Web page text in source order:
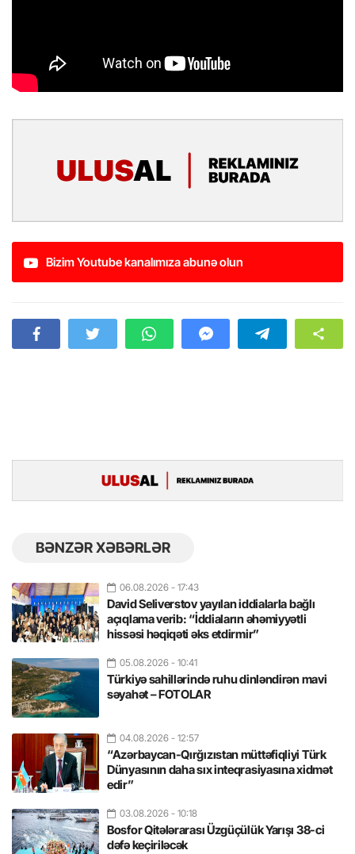
Bizim Youtube kanalımıza abunə olun
BƏNZƏR XƏBƏRLƏR
06.08.2026 - 17:43
David Seliverstov yayılan iddialarla bağlı
açıqlama verib: “İddiaların əhəmiyyətli
hissəsi həqiqəti əks etdirmir”
05.08.2026 - 10:41
Türkiyə sahillərində ruhu dinləndirən mavi
səyahət – FOTOLAR
04.08.2026 - 12:57
“Azərbaycan-Qırğızıstan müttəfiqliyi Türk
Dünyasının daha sıx inteqrasiyasına xidmət
edir”
03.08.2026 - 10:18
Bosfor Qitələrarası Üzgüçülük Yarışı 38-ci
dəfə keçiriləcək